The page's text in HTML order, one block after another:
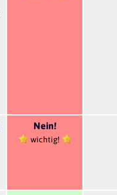
Nein!
wichtig!